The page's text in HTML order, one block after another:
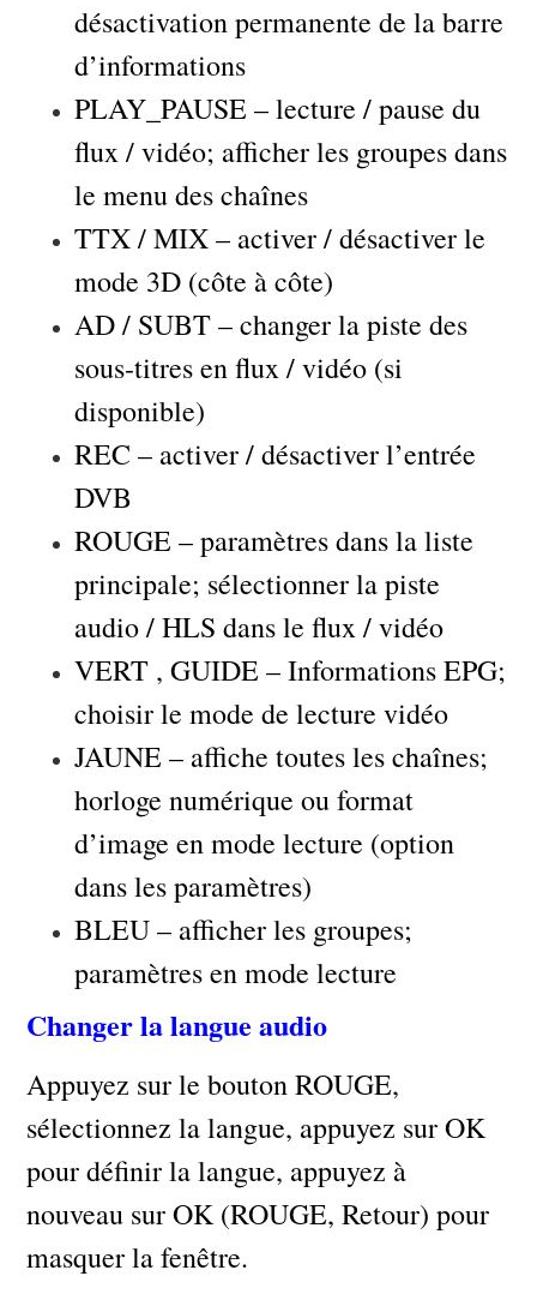
désactivation permanente de la barre
d’informations
PLAY_PAUSE – lecture / pause du
flux / vidéo; afficher les groupes dans
le menu des chaînes
TTX / MIX – activer / désactiver le
mode 3D (côte à côte)
AD / SUBT – changer la piste des
sous-titres en flux / vidéo (si
disponible)
REC – activer / désactiver l’entrée
DVB
ROUGE – paramètres dans la liste
principale; sélectionner la piste
audio / HLS dans le flux / vidéo
VERT , GUIDE – Informations EPG;
choisir le mode de lecture vidéo
JAUNE – affiche toutes les chaînes;
horloge numérique ou format
d’image en mode lecture (option
dans les paramètres)
BLEU – afficher les groupes;
paramètres en mode lecture
Changer la langue audio
Appuyez sur le bouton ROUGE,
sélectionnez la langue, appuyez sur OK
pour définir la langue, appuyez à
nouveau sur OK (ROUGE, Retour) pour
masquer la fenêtre.